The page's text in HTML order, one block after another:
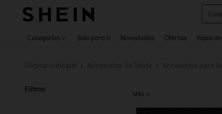
Categorías Solo para ti Novedades Ofertas Ropa
/ /
Filtros
Más